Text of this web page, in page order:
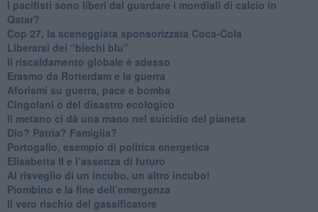
​I pacifisti sono liberi dal guardare i mondiali di calcio in
Qatar?
​Cop 27, la sceneggiata sponsorizzata Coca-Cola
​Liberarsi dei “biechi blu”
Il riscaldamento globale è adesso
​Erasmo da Rotterdam e la guerra
​Aforismi su guerra, pace e bomba
Cingolani o del disastro ecologico
​Il metano ci dà una mano nel suicidio del pianeta
​Dio? Patria? Famiglia?
Portogallo, esempio di politica energetica
​Elisabetta II e l’assenza di futuro
Al risveglio di un incubo, un altro incubo!
​Piombino e la fine dell’emergenza
​Il vero rischio del gassificatore